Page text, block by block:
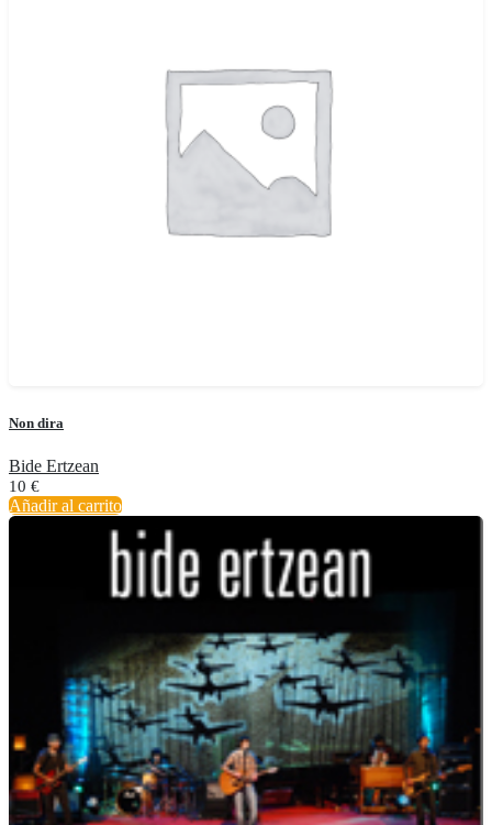
Non dira
Bide Ertzean
10 €
Añadir al carrito